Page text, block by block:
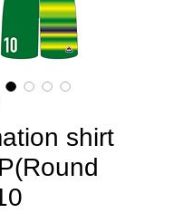
shirt